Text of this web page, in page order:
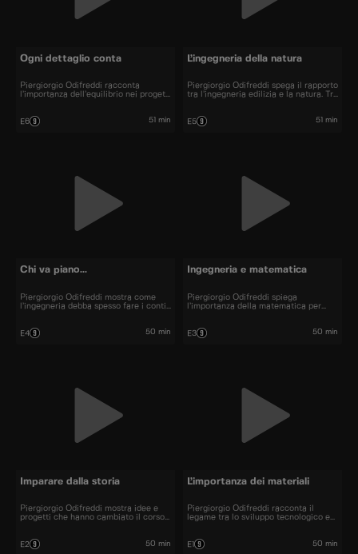
Ogni dettaglio conta
Piergiorgio Odifreddi racconta
l’importanza dell’equilibrio nei progetti
strumenti utili per erigerle.
E6 51 min
L’ingegneria della natura
Piergiorgio Odifreddi spega il rapporto
tra l’ingegneria edilizia e la natura. Tra
questi disastri.
E5 51 min
Chi va piano...
Piergiorgio Odifreddi mostra come
l’ingegneria debba spesso fare i conti
il ponte di Albiano Magra.
E4 50 min
Ingegneria e matematica
Piergiorgio Odifreddi spiega
l’importanza della matematica per
E3 50 min
Imparare dalla storia
Piergiorgio Odifreddi mostra idee e
progetti che hanno cambiato il corso
grandi disastri anche in tempi
E2 50 min
L’importanza dei materiali
Piergiorgio Odifreddi racconta il
legame tra lo sviluppo tecnologico e
importanti progetti ingegneristici.
E1 50 min